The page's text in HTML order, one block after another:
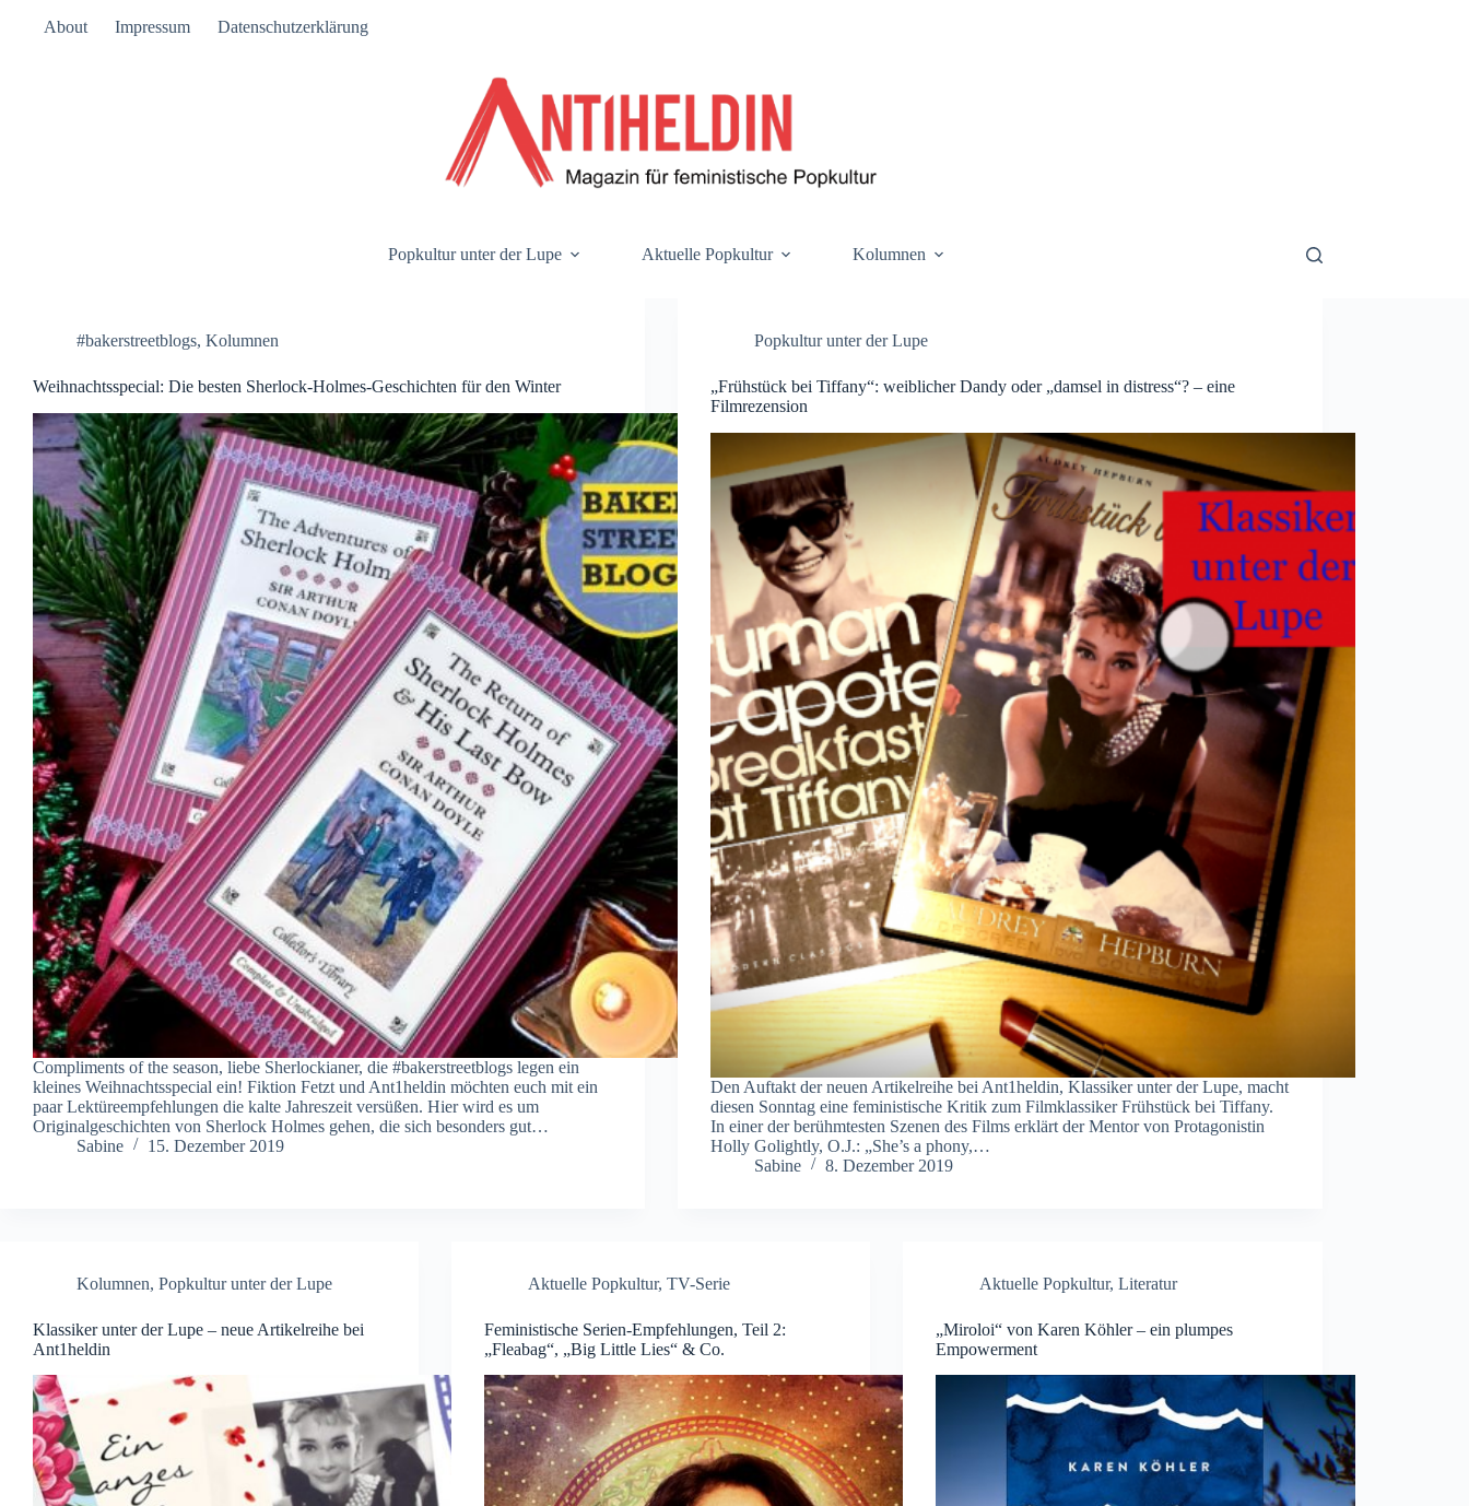
About Impressum Datenschutzerklärung
Popkultur unter der Lupe Aktuelle Popkultur Kolumnen
#bakerstreetblogs, Kolumnen
Weihnachtsspecial: Die besten Sherlock-Holmes-Geschichten für den Winter
Compliments of the season, liebe Sherlockianer, die #bakerstreetblogs legen ein
kleines Weihnachtsspecial ein! Fiktion Fetzt und Ant1heldin möchten euch mit ein
paar Lektüreempfehlungen die kalte Jahreszeit versüßen. Hier wird es um
Originalgeschichten von Sherlock Holmes gehen, die sich besonders gut…
Sabine
15. Dezember 2019
Popkultur unter der Lupe
„Frühstück bei Tiffany“: weiblicher Dandy oder „damsel in distress“? – eine
Filmrezension
Den Auftakt der neuen Artikelreihe bei Ant1heldin, Klassiker unter der Lupe, macht
diesen Sonntag eine feministische Kritik zum Filmklassiker Frühstück bei Tiffany.
In einer der berühmtesten Szenen des Films erklärt der Mentor von Protagonistin
Holly Golightly, O.J.: „She’s a phony,…
Sabine
8. Dezember 2019
Kolumnen, Popkultur unter der Lupe
Klassiker unter der Lupe – neue Artikelreihe bei
Ant1heldin
Aktuelle Popkultur,TV-Serie
Feministische Serien-Empfehlungen, Teil 2:
„Fleabag“, „Big Little Lies“ & Co.
Aktuelle Popkultur,Literatur
„Miroloi“ von Karen Köhler – ein plumpes
Empowerment